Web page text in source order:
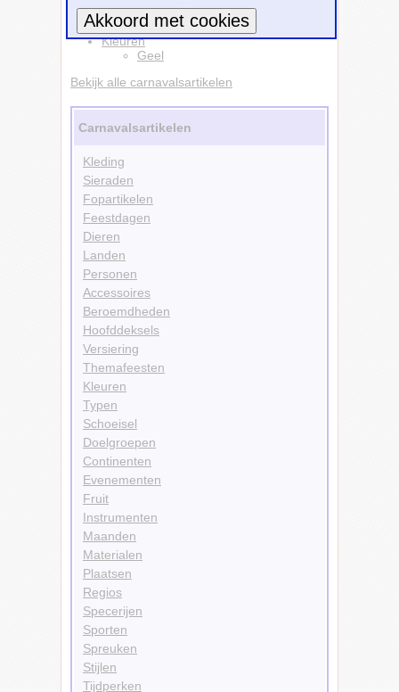
Accessoires
Tassen
Kleuren
Geel
Bekijk alle carnavalsartikelen
Carnavalsartikelen
Kleding
Sieraden
Fopartikelen
Feestdagen
Dieren
Landen
Personen
Accessoires
Beroemdheden
Hoofddeksels
Versiering
Themafeesten
Kleuren
Typen
Schoeisel
Doelgroepen
Continenten
Evenementen
Fruit
Instrumenten
Maanden
Materialen
Plaatsen
Regios
Specerijen
Sporten
Spreuken
Stijlen
Tijdperken
Meer informatie